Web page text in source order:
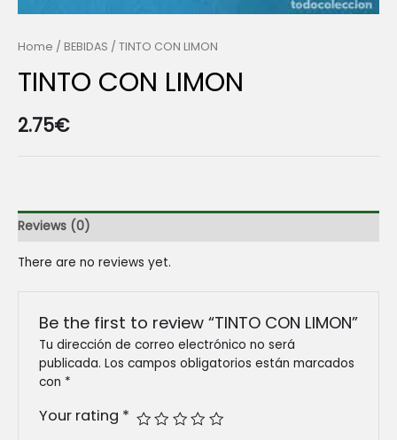
Home / BEBIDAS / TINTO CON LIMON
TINTO CON LIMON
2.75€
Reviews (0)
There are no reviews yet.
Be the first to review “TINTO CON LIMON”
Tu dirección de correo electrónico no será
publicada. Los campos obligatorios están marcados
con *
Your rating *